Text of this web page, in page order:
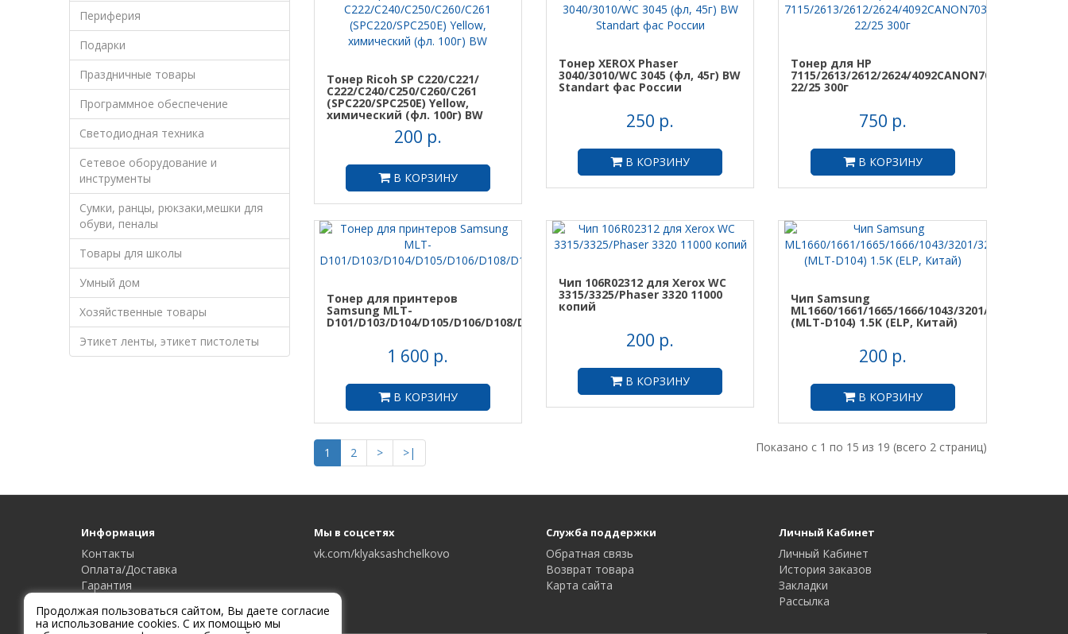
Периферия
Подарки
Праздничные товары
Программное обеспечение
Светодиодная техника
Сетевое оборудование и
инструменты
Сумки, ранцы, рюкзаки,мешки для
обуви, пеналы
Товары для школы
Умный дом
Хозяйственные товары
Этикет ленты, этикет пистолеты
Тонер Ricoh SP C220/С221/
С222/C240/C250/C260/С261
(SPC220/SPC250E) Yellow,
химический (фл. 100г) BW
200 р.
В КОРЗИНУ
Тонер XEROX Phaser
3040/3010/WC 3045 (фл, 45г) BW
Standart фас России
250 р.
В КОРЗИНУ
Тонер для HP
7115/2613/2612/2624/4092CANON703/EP-
22/25 300г
750 р.
В КОРЗИНУ
Тонер для принтеров
Samsung MLT-
D101/D103/D104/D105/D106/D108/D109/D205/D208/D209/D115/D111
1 600 р.
В КОРЗИНУ
Чип 106R02312 для Xerox WC
3315/3325/Phaser 3320 11000
копий
200 р.
В КОРЗИНУ
Чип Samsung
ML1660/1661/1665/1666/1043/3201/3218
(MLT-D104) 1.5K (ELP, Китай)
200 р.
В КОРЗИНУ
1 2 > >| Показано с 1 по 15 из 19 (всего 2 страниц)
Информация
Контакты
Оплата/Доставка
Гарантия
Мы в соцсетях
vk.com/klyaksashchelkovo
Служба поддержки
Обратная связь
Возврат товара
Карта сайта
Личный Кабинет
Личный Кабинет
История заказов
Закладки
Рассылка
Продолжая пользоваться сайтом, Вы даете согласие
на использование cookies. С их помощью мы